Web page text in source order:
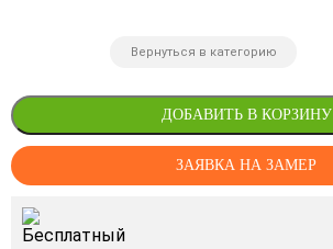
Вернуться в категорию
ДОБАВИТЬ В КОРЗИНУ
ЗАЯВКА НА ЗАМЕР